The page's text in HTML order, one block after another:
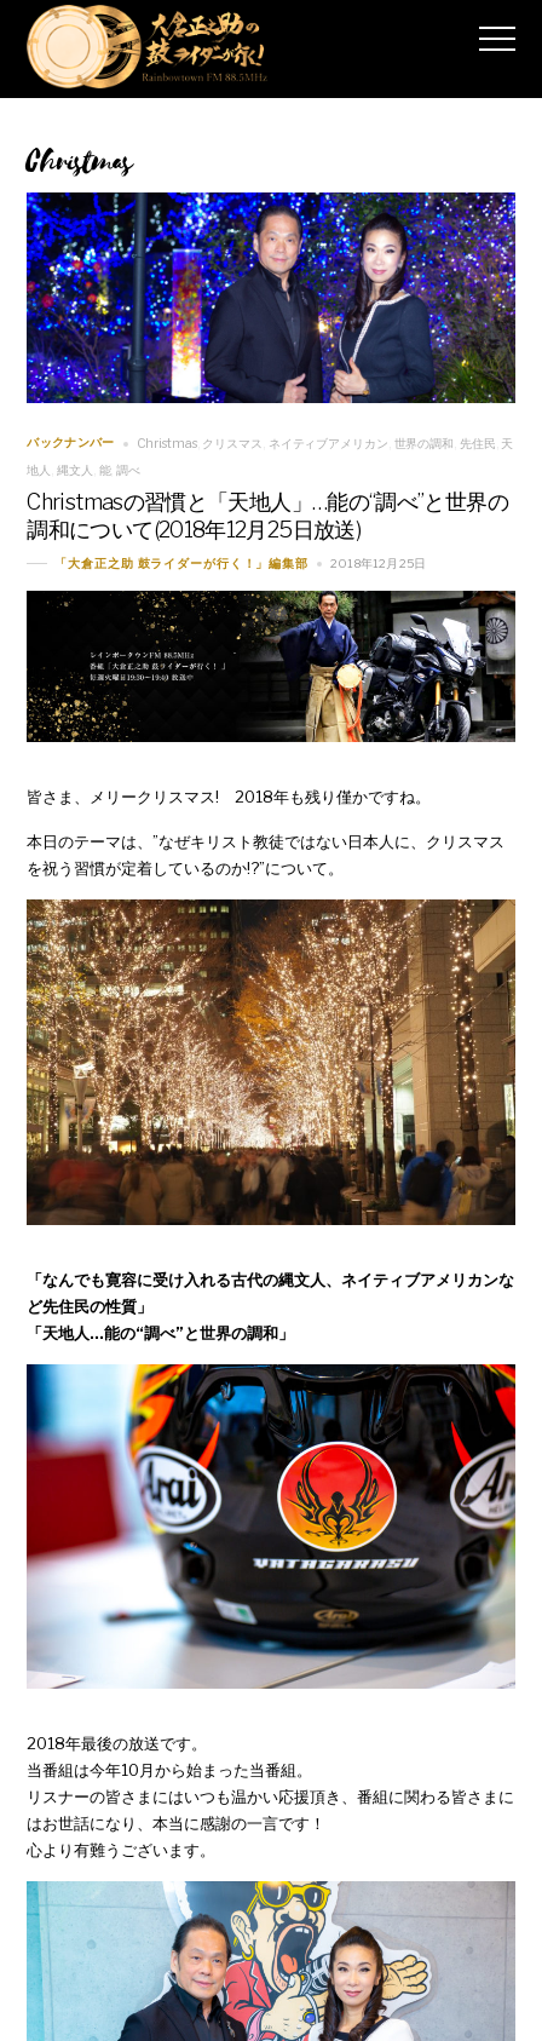
Christmas
バックナンバー Christmas, クリスマス ネイティブアメリカン 世界の調和 先住民 天
地人 縄文人 能, 調べ
Christmasの習慣と「天地人」…能の“調べ”と世界の
調和について(2018年12月25日放送)
「大倉正之助 鼓ライダーが行く！」編集部 2018年12月25日
皆さま、メリークリスマス! 2018年も残り僅かですね。
本日のテーマは、”なぜキリスト教徒ではない日本人に、クリスマス
を祝う習慣が定着しているのか!?”について。
「なんでも寛容に受け入れる古代の縄文人、ネイティブアメリカンな
ど先住民の性質」
「天地人…能の“調べ”と世界の調和」
2018年最後の放送です。
当番組は今年10月から始まった当番組。
リスナーの皆さまにはいつも温かい応援頂き、番組に関わる皆さまに
はお世話になり、本当に感謝の一言です！
心より有難うございます。